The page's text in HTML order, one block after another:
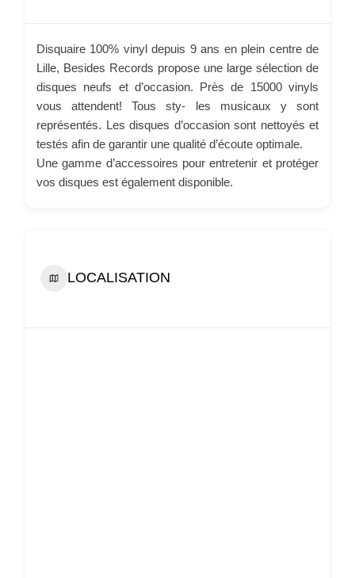
Disquaire 100% vinyl depuis 9 ans en plein centre de
Lille, Besides Records propose une large sélection de
disques neufs et d’occasion. Près de 15000 vinyls
vous attendent! Tous sty- les musicaux y sont
représentés. Les disques d’occasion sont nettoyés et
testés afin de garantir une qualité d’écoute optimale.
Une gamme d’accessoires pour entretenir et protéger
vos disques est également disponible.
LOCALISATION